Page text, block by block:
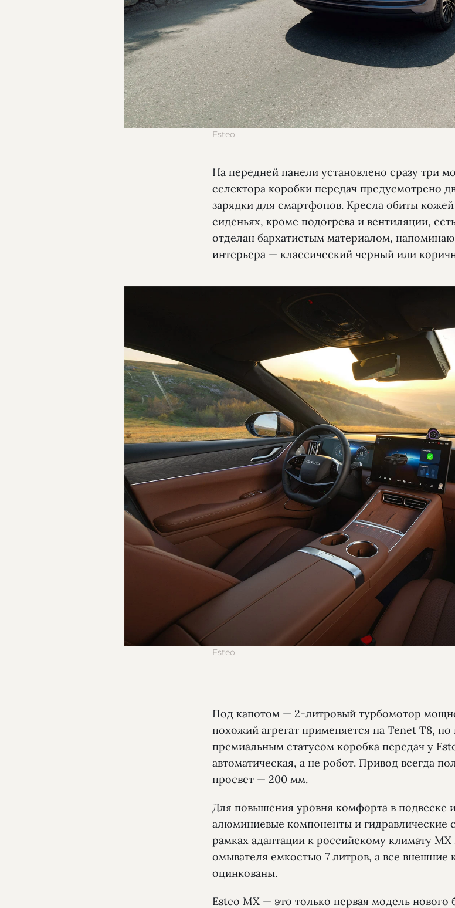
Esteo
На передней панели установлено сразу три
селектора коробки передач предусмотрено
зарядки для смартфонов. Кресла обиты
сиденьях, кроме подогрева и вентиляции,
отделан бархатистым материалом,
интерьера — классический черный или
Esteo
Под капотом — 2-литровый турбомотор
похожий агрегат применяется на Tenet T8, но
премиальным статусом коробка передач у
автоматическая, а не робот. Привод всегда
просвет — 200 мм.
Для повышения уровня комфорта в подвеске
алюминиевые компоненты и гидравлические
рамках адаптации к российскому климату МХ
омывателя емкостью 7 литров, а все внешние
оцинкованы.
Esteo MX — это только первая модель нового